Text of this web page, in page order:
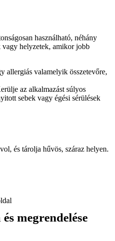
használható, néhány
vagy helyzetek, amikor jobb
allergiás valamelyik összetevőre,
az alkalmazást súlyos
sebek vagy égési sérülések
és tárolja hűvös, száraz helyen.
megrendelése